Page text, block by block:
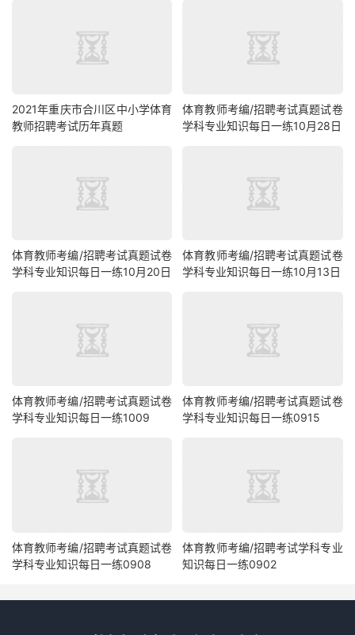
2021年重庆市合川区中小学体育
教师招聘考试历年真题
体育教师考编/招聘考试真题试卷
学科专业知识每日一练10月28日
体育教师考编/招聘考试真题试卷
学科专业知识每日一练10月20日
体育教师考编/招聘考试真题试卷
学科专业知识每日一练10月13日
体育教师考编/招聘考试真题试卷
学科专业知识每日一练1009
体育教师考编/招聘考试真题试卷
学科专业知识每日一练0915
体育教师考编/招聘考试真题试卷
学科专业知识每日一练0908
体育教师考编/招聘考试学科专业
知识每日一练0902